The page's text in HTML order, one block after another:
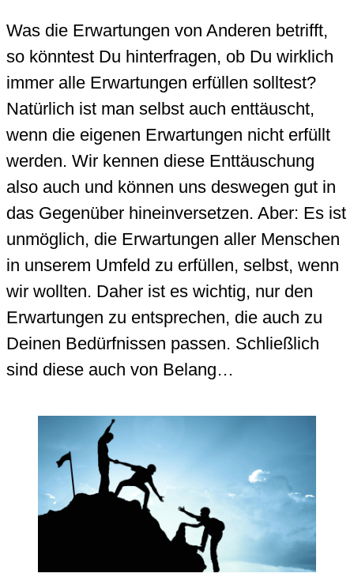
Was die Erwartungen von Anderen betrifft,
so könntest Du hinterfragen, ob Du wirklich
immer alle Erwartungen erfüllen solltest?
Natürlich ist man selbst auch enttäuscht,
wenn die eigenen Erwartungen nicht erfüllt
werden. Wir kennen diese Enttäuschung
also auch und können uns deswegen gut in
das Gegenüber hineinversetzen. Aber: Es ist
unmöglich, die Erwartungen aller Menschen
in unserem Umfeld zu erfüllen, selbst, wenn
wir wollten. Daher ist es wichtig, nur den
Erwartungen zu entsprechen, die auch zu
Deinen Bedürfnissen passen. Schließlich
sind diese auch von Belang…